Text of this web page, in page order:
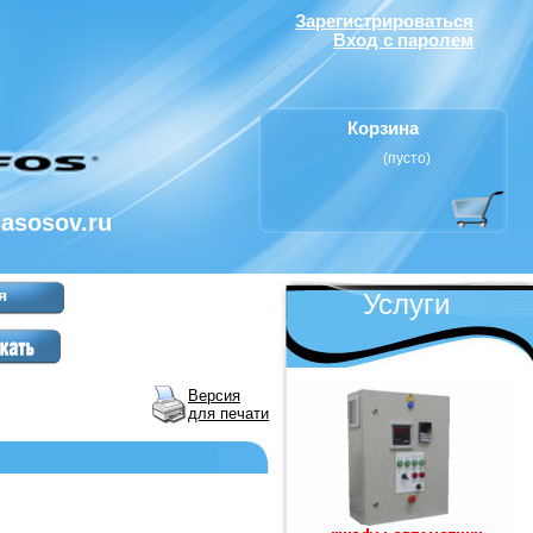
Зарегистрироваться
Вход с паролем
Корзина
(пусто)
Услуги
Версия
для печати